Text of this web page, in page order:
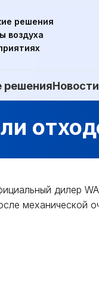
решения
воздуха
решенияНовости
дилер
механической